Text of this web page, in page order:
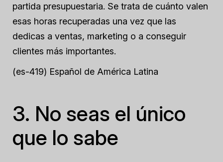
partida presupuestaria. Se trata de cuánto valen
esas horas recuperadas una vez que las
dedicas a ventas, marketing o a conseguir
clientes más importantes.
(es-419) Español de América Latina
3. No seas el único
que lo sabe